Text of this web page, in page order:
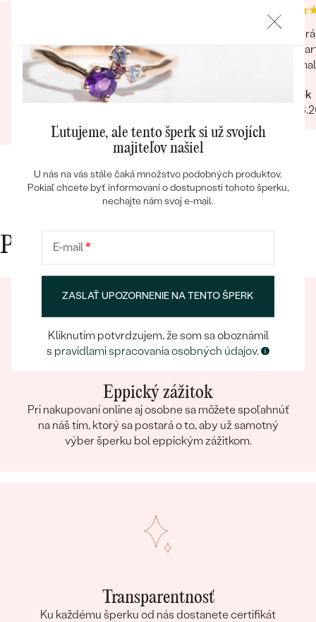
Bestsellery
OBJAVIŤ
že bol nejaký problém s výberom alebo
veľkosťou vždy dobre poradia. Termíny
dodania sú v poriadku a HLAVNE aj ozaj tovar
príde ako povedia. Odporúčam
28.02.2024
Zobraziť celú recenziu
Marek
Prečo nakupovať v Eppi
Eppický zážitok
Pri nakupovaní online aj osobne sa môžete spoľahnúť
na náš tím, ktorý sa postará o to, aby už samotný
výber šperku bol eppickým zážitkom.
Transparentnosť
Ku každému šperku od nás dostanete certifikát
Ľutujeme, ale tento šperk si už svojích
majiteľov našiel
U nás na vás stále čaká množstvo podobných produktov.
Pokiaľ chcete byť informovaní o dostupnosti tohoto šperku,
nechajte nám svoj e-mail.
E-mail*
ZASLAŤ UPOZORNENIE NA TENTO ŠPERK
Kliknutím potvrdzujem, že som sa oboznámil
s pravidlami spracovania osobných údajov.